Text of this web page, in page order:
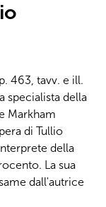
463, tavv. e ill.
specialista della
Markham
di Tullio
della
La sua
dall'autrice